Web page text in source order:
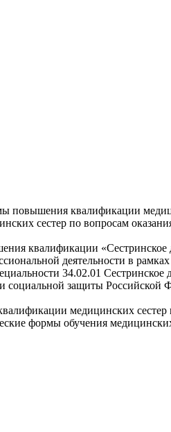
повышения квалификации
сестер по вопросам
квалификации
деятельности в
34.02.01
защиты
медицинских
формы обучения